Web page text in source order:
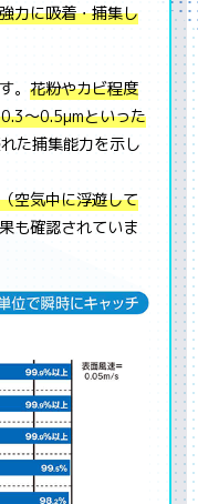
力に吸着・捕集し
。 花粉やカビ程度
～0.5µmといった
た捕集能力を示し
空気中に浮遊して
も確認されていま